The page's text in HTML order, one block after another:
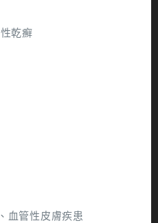
乾癬
血管性皮膚疾患